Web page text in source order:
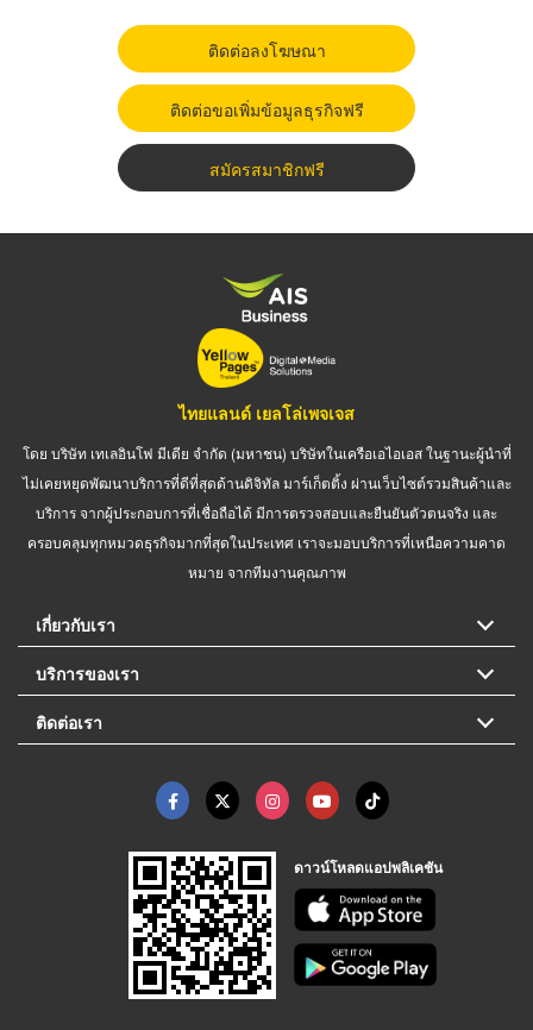
ติดต่อลงโฆษณา
ติดต่อขอเพิ่มข้อมูลธุรกิจฟรี
สมัครสมาชิกฟรี
ไทยแลนด์ เยลโล่เพจเจส
โดย บริษัท เทเลอินโฟ มีเดีย จำกัด (มหาชน) บริษัทในเครือเอไอเอส ในฐานะผู้นำที่
ไม่เคยหยุดพัฒนาบริการที่ดีที่สุดด้านดิจิทัล มาร์เก็ตติ้ง ผ่านเว็บไซต์รวมสินค้าและ
บริการ จากผู้ประกอบการที่เชื่อถือได้ มีการตรวจสอบและยืนยันตัวตนจริง และ
ครอบคลุมทุกหมวดธุรกิจมากที่สุดในประเทศ เราจะมอบบริการที่เหนือความคาด
หมาย จากทีมงานคุณภาพ
เกี่ยวกับเรา
บริการของเรา
ติดต่อเรา
ดาวน์โหลดแอปพลิเคชัน